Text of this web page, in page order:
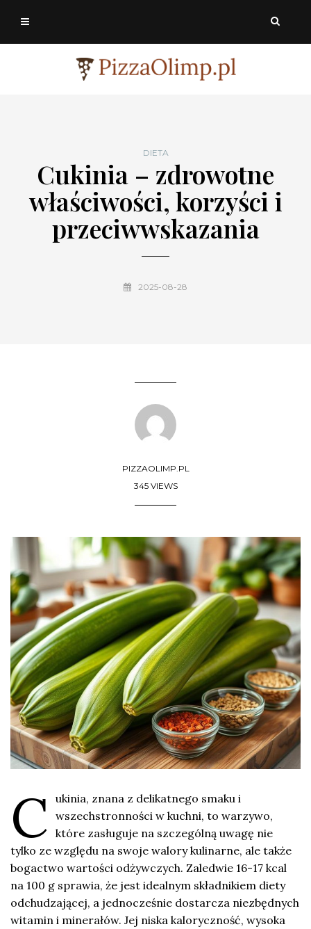
DIETA
Cukinia – zdrowotne
właściwości, korzyści i
przeciwwskazania
2025-08-28
PIZZAOLIMP.PL
345 VIEWS
C ukinia, znana z delikatnego smaku i
wszechstronności w kuchni, to warzywo,
które zasługuje na szczególną uwagę nie
tylko ze względu na swoje walory kulinarne, ale także
bogactwo wartości odżywczych. Zaledwie 16-17 kcal
na 100 g sprawia, że jest idealnym składnikiem diety
odchudzającej, a jednocześnie dostarcza niezbędnych
witamin i minerałów. Jej niska kaloryczność, wysoka